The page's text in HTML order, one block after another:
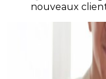
nouveaux